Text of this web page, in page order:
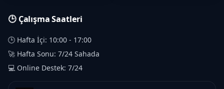
🕒 Çalışma Saatleri
🕒 Hafta İçi: 10:00 - 17:00
🚀 Hafta Sonu: 7/24 Sahada
💻 Online Destek: 7/24